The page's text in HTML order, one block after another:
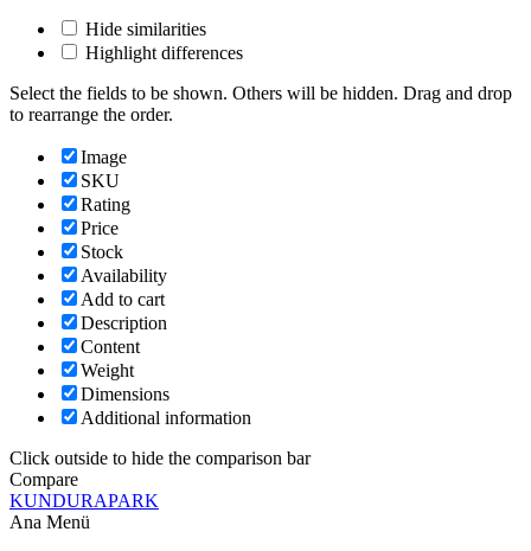
Hide similarities
Highlight differences
Select the fields to be shown. Others will be hidden. Drag and drop
to rearrange the order.
Image
SKU
Rating
Price
Stock
Availability
Add to cart
Description
Content
Weight
Dimensions
Additional information
Click outside to hide the comparison bar
Compare
KUNDURAPARK
Ana Menü